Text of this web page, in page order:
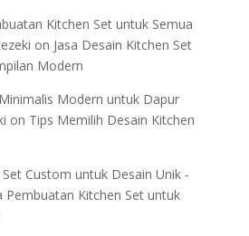
Kitchen Set untuk Semua
on Jasa Desain Kitchen Set
Modern
Modern untuk Dapur
on Tips Memilih Desain Kitchen
Custom untuk Desain Unik -
Pembuatan Kitchen Set untuk